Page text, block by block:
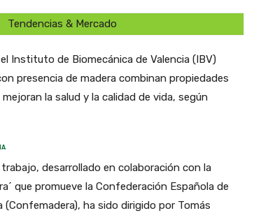
Tendencias & Mercado
Instituto de Biomecánica de Valencia (IBV)
presencia de madera combinan propiedades
la salud y la calidad de vida, según
desarrollado en colaboración con la
que promueve la Confederación Española de
(Confemadera), ha sido dirigido por Tomás